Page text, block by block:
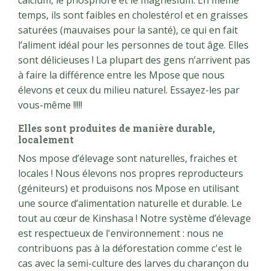
temps, ils sont faibles en cholestérol et en graisses
saturées (mauvaises pour la santé), ce qui en fait
l’aliment idéal pour les personnes de tout âge. Elles
sont délicieuses ! La plupart des gens n’arrivent pas
à faire la différence entre les Mpose que nous
élevons et ceux du milieu naturel. Essayez-les par
vous-même !!!!!
Elles sont produites de manière durable,
localement
Nos mpose d’élevage sont naturelles, fraiches et
locales ! Nous élevons nos propres reproducteurs
(géniteurs) et produisons nos Mpose en utilisant
une source d’alimentation naturelle et durable. Le
tout au cœur de Kinshasa ! Notre système d’élevage
est respectueux de l'environnement : nous ne
contribuons pas à la déforestation comme c'est le
cas avec la semi-culture des larves du charançon du